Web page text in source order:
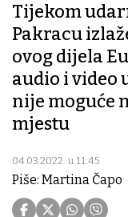
Tijekom
Pakracu
ovog dijela
audio i video
nije moguće
mjestu
04.03.2022. u 11:45
Piše: Martina Čapo